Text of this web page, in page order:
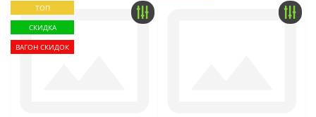
ТОП
СКИДКА
ВАГОН СКИДОК